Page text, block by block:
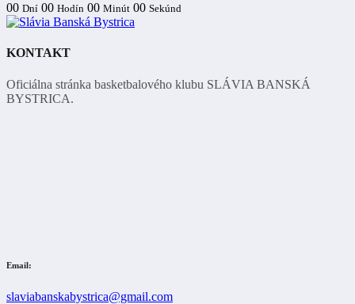
00 Dní 00 Hodín 00 Minút 00 Sekúnd
KONTAKT
Oficiálna stránka basketbalového klubu SLÁVIA BANSKÁ
BYSTRICA.
Email:
slaviabanskabystrica@gmail.com